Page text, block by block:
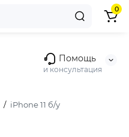
Помощь
и консультация
0
iPhone 11 б/у